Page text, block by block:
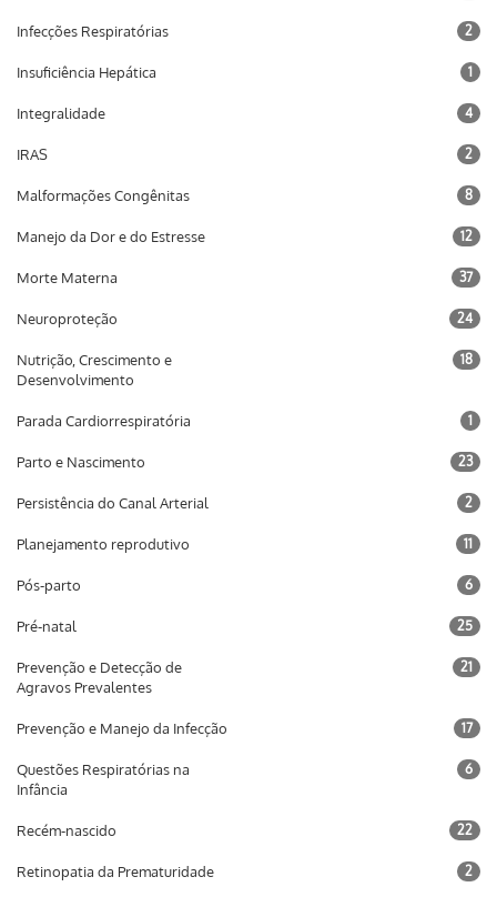
Infecções Respiratórias 2
Insuficiência Hepática 1
Integralidade 4
IRAS 2
Malformações Congênitas 8
Manejo da Dor e do Estresse 12
Morte Materna 37
Neuroproteção 24
Nutrição, Crescimento e
Desenvolvimento
18
Parada Cardiorrespiratória 1
Parto e Nascimento 23
Persistência do Canal Arterial 2
Planejamento reprodutivo 11
Pós-parto 6
Pré-natal 25
Prevenção e Detecção de
Agravos Prevalentes
21
Prevenção e Manejo da Infecção 17
Questões Respiratórias na
Infância
6
Recém-nascido 22
Retinopatia da Prematuridade 2